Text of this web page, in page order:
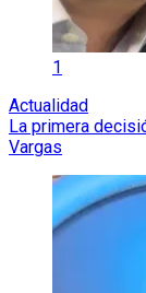
1
Actualidad
La primera
Vargas